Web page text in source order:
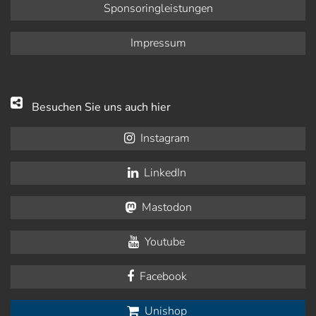
Sponsoringleistungen
Impressum
Besuchen Sie uns auch hier
Instagram
LinkedIn
Mastodon
Youtube
Facebook
Unishop